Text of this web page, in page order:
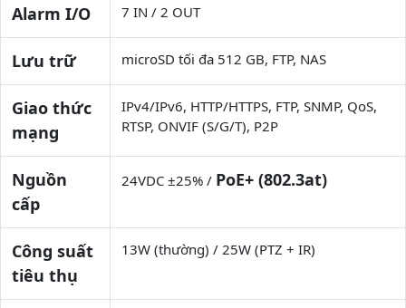
Alarm I/O 7 IN / 2 OUT
Lưu trữ microSD tối đa 512 GB, FTP, NAS
Giao thức
mạng
IPv4/IPv6, HTTP/HTTPS, FTP, SNMP, QoS,
RTSP, ONVIF (S/G/T), P2P
Nguồn
cấp
24VDC ±25% / PoE+ (802.3at)
Công suất
tiêu thụ
13W (thường) / 25W (PTZ + IR)